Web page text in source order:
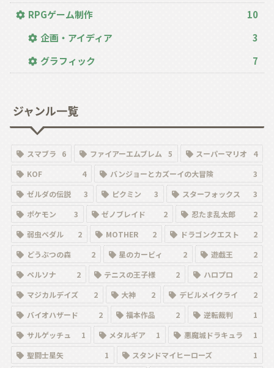
RPGゲーム制作
10
企画・アイディア
3
グラフィック
7
ジャンル一覧
スマブラ 6 ファイアーエムブレム 5 スーパーマリオ
4
KOF
4 バンジョーとカズーイの大冒険
3
ゼルダの伝説
3 ピクミン 3 スターフォックス
3
ポケモン
3 ゼノブレイド 2 忍たま乱太郎
2
弱虫ペダル
2 MOTHER 2 ドラゴンクエスト
2
どうぶつの森
2 星のカービィ 2 遊戯王
2
ペルソナ
2 テニスの王子様 2 ハロプロ
2
マジカルデイズ
2 大神 2 デビルメイクライ
2
バイオハザード
2 福本作品 2 逆転裁判
1
サルゲッチュ
1 メタルギア 1 悪魔城ドラキュラ
1
聖闘士星矢
1 スタンドマイヒーローズ
1